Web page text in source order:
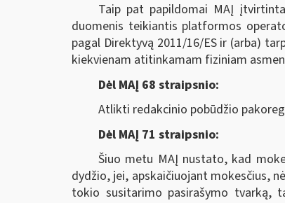
Taip pat papildomai MAĮ
duomenis teikiantis platformos
pagal Direktyvą 2011/16/ES ir (arba)
kiekvienam atitinkamam fiziniam
Dėl MAĮ 68 straipsnio:
Atlikti redakcinio pobūdžio
Dėl MAĮ 71 straipsnio:
Šiuo metu MAĮ nustato, kad
dydžio, jei, apskaičiuojant mokesčius,
tokio susitarimo pasirašymo tvarką,